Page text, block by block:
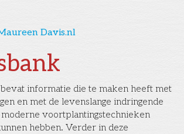
informatie die te maken heeft met
en met de levenslange indringende
moderne voortplantingstechnieken
hebben. Verder in deze
Davis.nl